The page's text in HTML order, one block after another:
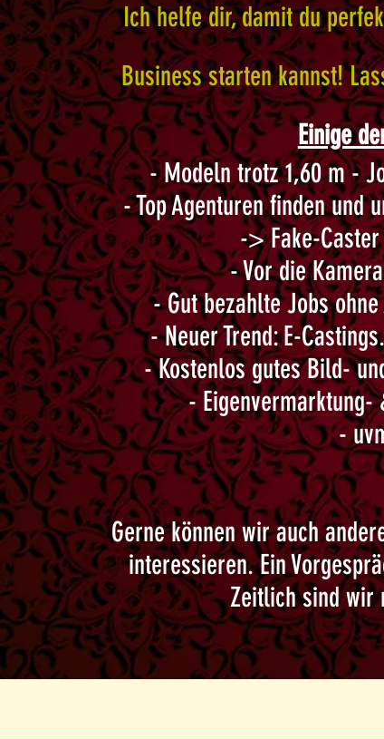
Ich helfe dir, damit du
Business starten kannst!
Einige
- Modeln trotz 1,60 m -
- Top Agenturen finden und
-> Fake-
- Vor die
- Gut bezahlte Jobs
- Neuer Trend: E-
- Kostenlos gutes Bild-
-
-
Gerne können wir auch
interessieren. Ein
Zeitlich sind wir